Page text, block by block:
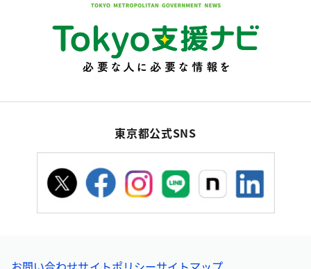
東京都公式SNS